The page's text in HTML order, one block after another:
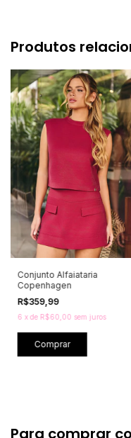
Produtos
Conjunto Alfaiataria
Copenhagen
R$359,99
6 xde R$60,00 sem juros
Comprar
Para comprar